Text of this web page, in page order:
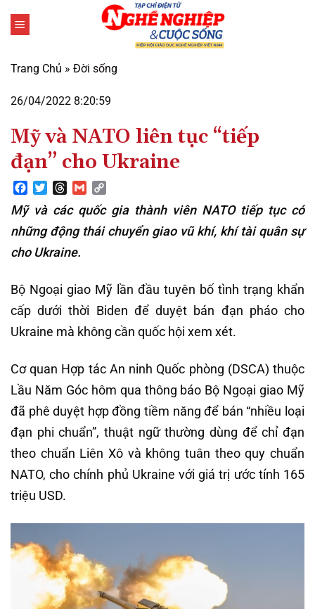
qua
dung
Trang Chủ » Đời sống
26/04/2022 8:20:59
Mỹ và NATO liên tục “tiếp
đạn” cho Ukraine
Facebook
TwitterThreads
Gmail
Mỹ và các quốc gia thành viên NATO tiếp tục có
những động thái chuyển giao vũ khí, khí tài quân sự
cho Ukraine.
Bộ Ngoại giao Mỹ lần đầu tuyên bố tình trạng khẩn
cấp dưới thời Biden để duyệt bán đạn pháo cho
Ukraine mà không cần quốc hội xem xét.
Cơ quan Hợp tác An ninh Quốc phòng (DSCA) thuộc
Lầu Năm Góc hôm qua thông báo Bộ Ngoại giao Mỹ
đã phê duyệt hợp đồng tiềm năng để bán “nhiều loại
đạn phi chuẩn”, thuật ngữ thường dùng để chỉ đạn
theo chuẩn Liên Xô và không tuân theo quy chuẩn
NATO, cho chính phủ Ukraine với giá trị ước tính 165
triệu USD.